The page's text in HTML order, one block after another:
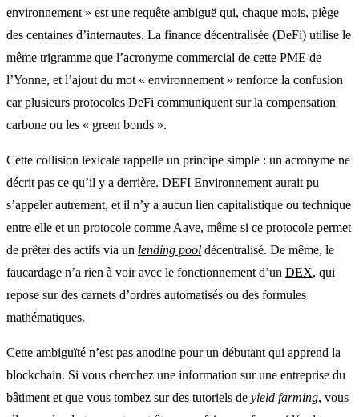
environnement » est une requête ambiguë qui, chaque mois, piège
des centaines d’internautes. La finance décentralisée (DeFi) utilise le
même trigramme que l’acronyme commercial de cette PME de
l’Yonne, et l’ajout du mot « environnement » renforce la confusion
car plusieurs protocoles DeFi communiquent sur la compensation
carbone ou les « green bonds ».
Cette collision lexicale rappelle un principe simple : un acronyme ne
décrit pas ce qu’il y a derrière. DEFI Environnement aurait pu
s’appeler autrement, et il n’y a aucun lien capitalistique ou technique
entre elle et un protocole comme Aave, même si ce protocole permet
de prêter des actifs via un lending pool décentralisé. De même, le
faucardage n’a rien à voir avec le fonctionnement d’un DEX, qui
repose sur des carnets d’ordres automatisés ou des formules
mathématiques.
Cette ambiguïté n’est pas anodine pour un débutant qui apprend la
blockchain. Si vous cherchez une information sur une entreprise du
bâtiment et que vous tombez sur des tutoriels de yield farming, vous